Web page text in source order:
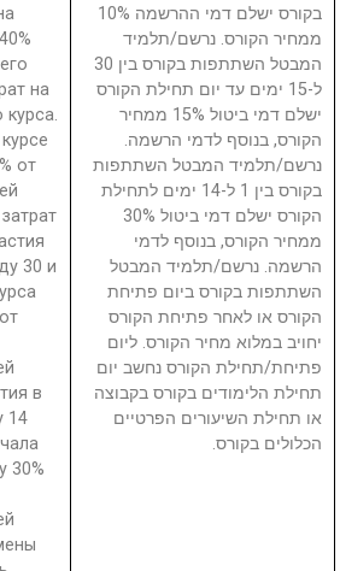
на
курса.
от
30 и
в
14
30%
בקורס ישלם דמי ההרשמה 10%
ממחיר הקורס. נרשם/תלמיד
המבטל השתתפות בקורס בין 30
ל-15 ימים עד יום תחילת הקורס
ישלם דמי ביטול 15% ממחיר
הקורס, בנוסף לדמי הרשמה.
נרשם/תלמיד המבטל השתתפות
בקורס בין 1 ל-14 ימים לתחילת
הקורס ישלם דמי ביטול 30%
ממחיר הקורס, בנוסף לדמי
הרשמה. נרשם/תלמיד המבטל
השתתפות בקורס ביום פתיחת
הקורס או לאחר פתיחת הקורס
יחויב במלוא מחיר הקורס. ליום
פתיחת/תחילת הקורס נחשב יום
תחילת הלימודים בקורס בקבוצה
או תחילת השיעורים הפרטיים
הכלולים בקורס.